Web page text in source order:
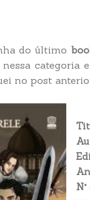
do último
categoria
no post